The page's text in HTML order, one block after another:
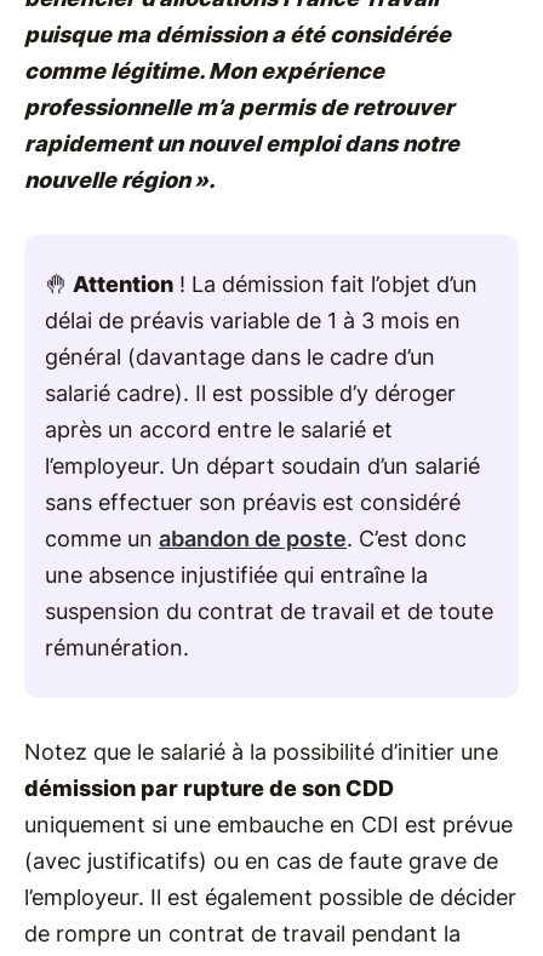
puisque ma démission a été considérée
comme légitime. Mon expérience
professionnelle m’a permis de retrouver
rapidement un nouvel emploi dans notre
nouvelle région ».
🤚 Attention ! La démission fait l’objet d’un
délai de préavis variable de 1 à 3 mois en
général (davantage dans le cadre d’un
salarié cadre). Il est possible d’y déroger
après un accord entre le salarié et
l’employeur. Un départ soudain d’un salarié
sans effectuer son préavis est considéré
comme un abandon de poste. C’est donc
une absence injustifiée qui entraîne la
suspension du contrat de travail et de toute
rémunération.
Notez que le salarié à la possibilité d’initier une
démission par rupture de son CDD
uniquement si une embauche en CDI est prévue
(avec justificatifs) ou en cas de faute grave de
l’employeur. Il est également possible de décider
de rompre un contrat de travail pendant la